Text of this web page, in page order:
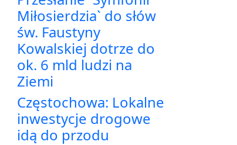
Miłosierdzia` do słów
św. Faustyny
Kowalskiej dotrze do
ok. 6 mld ludzi na
Ziemi
Częstochowa: Lokalne
inwestycje drogowe
idą do przodu